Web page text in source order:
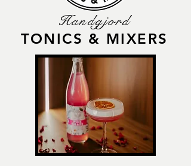
Handgjord
TONICS & MIXERS